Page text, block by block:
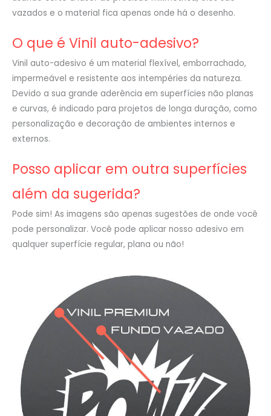
vazados e o material fica apenas onde há o desenho.
O que é Vinil auto-adesivo?
Vinil auto-adesivo é um material flexível, emborrachado,
impermeável e resistente aos intempéries da natureza.
Devido a sua grande aderência em superfícies não planas
e curvas, é indicado para projetos de longa duração, como
personalização e decoração de ambientes internos e
externos.
Posso aplicar em outra superfícies
além da sugerida?
Pode sim! As imagens são apenas sugestões de onde você
pode personalizar. Você pode aplicar nosso adesivo em
qualquer superfície regular, plana ou não!